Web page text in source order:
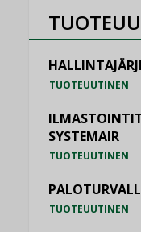
TUOTEUUTINEN
SYSTEMAIR
TUOTEUUTINEN
TUOTEUUTINEN